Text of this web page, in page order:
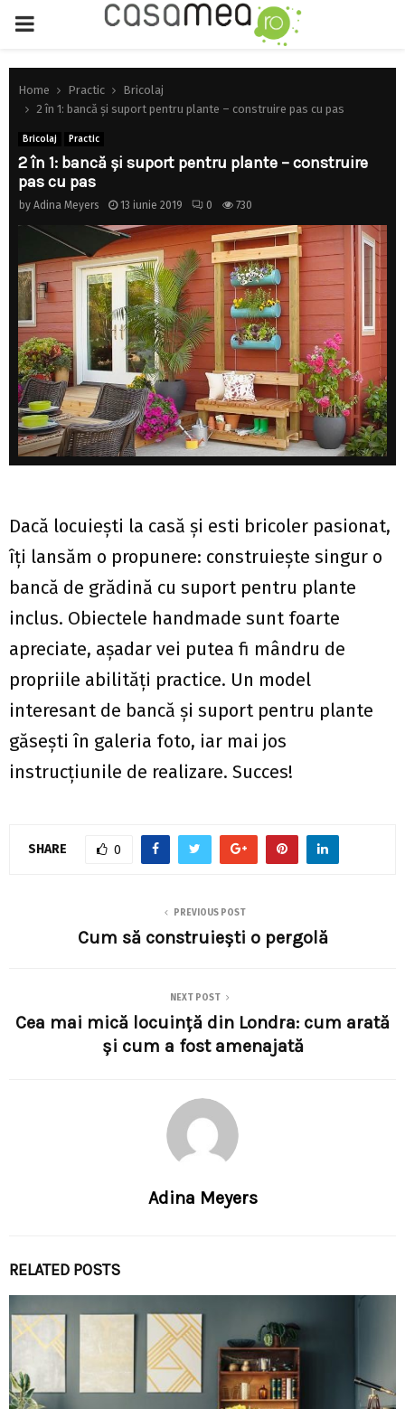
PRIMARY
MENU
Home Practic
Bricolaj
2 în 1: bancă și suport pentru plante – construire pas cu pas
Bricolaj Practic
2 în 1: bancă și suport pentru plante – construire
pas cu pas
by Adina Meyers 13 iunie 2019 0 730
Dacă locuiești la casă și esti bricoler pasionat,
îți lansăm o propunere: construiește singur o
bancă de grădină cu suport pentru plante
inclus. Obiectele handmade sunt foarte
apreciate, așadar vei putea fi mândru de
propriile abilități practice. Un model
interesant de bancă și suport pentru plante
găsești în galeria foto, iar mai jos
instrucțiunile de realizare. Succes!
SHARE 0
PREVIOUS POST
Cum să construiești o pergolă
NEXT POST
Cea mai mică locuință din Londra: cum arată
și cum a fost amenajată
Adina Meyers
RELATED POSTS